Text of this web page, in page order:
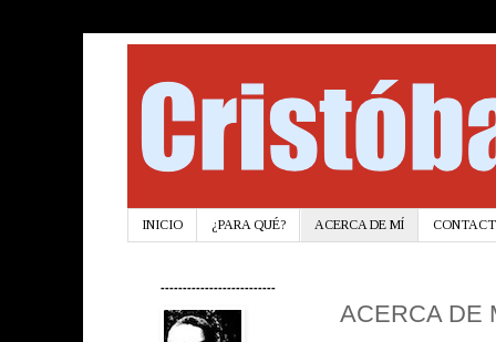
INICIO ¿PARA QUÉ? ACERCA DE MÍ
ACERCA DE
--------------------------